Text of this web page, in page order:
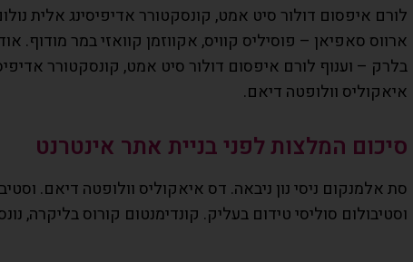
לורם איפסום דולור סיט אמט, קונסקטורר אדיפיסינג אלית
ארווס סאפיאן – פוסיליס קוויס, אקווזמן קוואזי במר מודוף.
בלרק – וענוף לורם איפסום דולור סיט אמט, קונסקטורר
איאקוליס וולופטה דיאם.
סיכום המלצות לפני בניית אתר אינטרנט
סת אלמנקום ניסי נון ניבאה. דס איאקוליס וולופטה דיאם.
וסטיבולום סוליסי טידום בעליק. קונדימנטום קורוס בליקרה,